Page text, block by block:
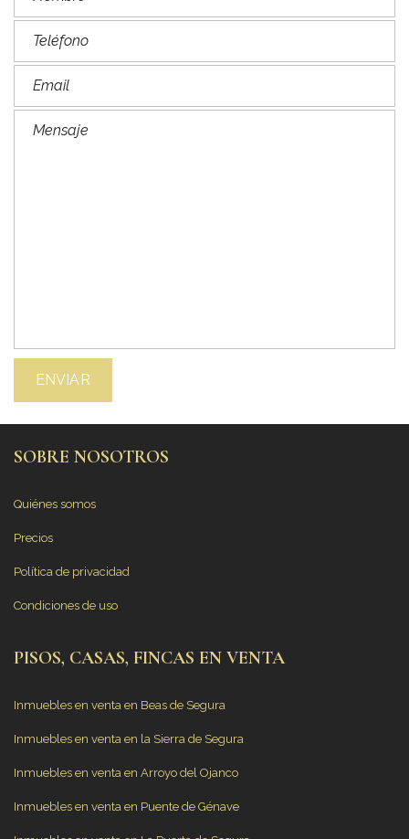
SOBRE NOSOTROS
Quiénes somos
Precios
Política de privacidad
Condiciones de uso
PISOS, CASAS, FINCAS EN VENTA
Inmuebles en venta en Beas de Segura
Inmuebles en venta en la Sierra de Segura
Inmuebles en venta en Arroyo del Ojanco
Inmuebles en venta en Puente de Génave